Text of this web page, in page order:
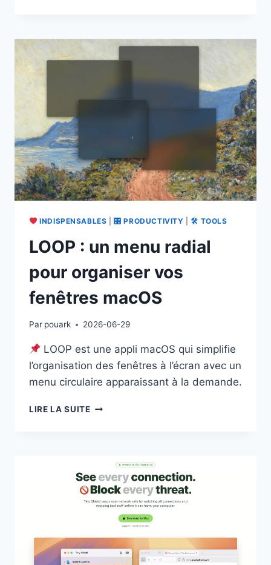
ET
INDISPENSABLES |🎛 PRODUCTIVITY 🛠 TOOLS
LOOP : un menu radial
pour organiser vos
fenêtres macOS
Par pouark 2026-06-29
LOOP est une appli macOS qui simplifie
l’organisation des fenêtres à l’écran avec un
menu circulaire apparaissant à la demande.
LIRE LA SUITELOOP
ORGANISER
VOS
FENÊTRES
MACOS